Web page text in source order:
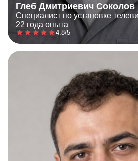
Глеб Дмитриевич Соколов
Специалист по установке
22 года опыта
4.8/5